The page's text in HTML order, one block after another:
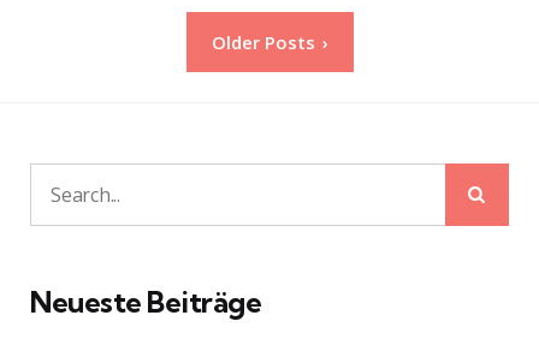
Seitennummerierung
Older Posts
Search
for:
Neueste Beiträge